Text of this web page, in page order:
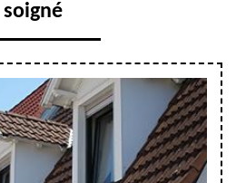
soigné